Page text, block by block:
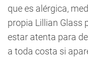
que es alérgica,
propia Lillian Glass
estar atenta para
a toda costa si